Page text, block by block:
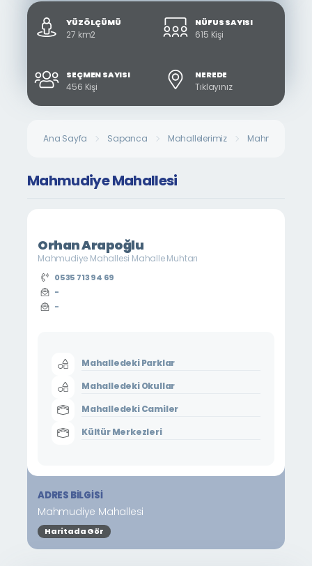
YÜZÖLÇÜMÜ
27 km2
NÜFUS SAYISI
615 Kişi
SEÇMEN SAYISI
456 Kişi
NEREDE
Tıklayınız
Ana Sayfa Sapanca Mahallelerimiz Mahmudiye
Mahmudiye Mahallesi
Orhan Arapoğlu
Mahmudiye Mahallesi Mahalle Muhtarı
0535 713 94 69
-
-
Mahalledeki Parklar
Mahalledeki Okullar
Mahalledeki Camiler
Kültür Merkezleri
ADRES BILGISI
Mahmudiye Mahallesi
Haritada Gör